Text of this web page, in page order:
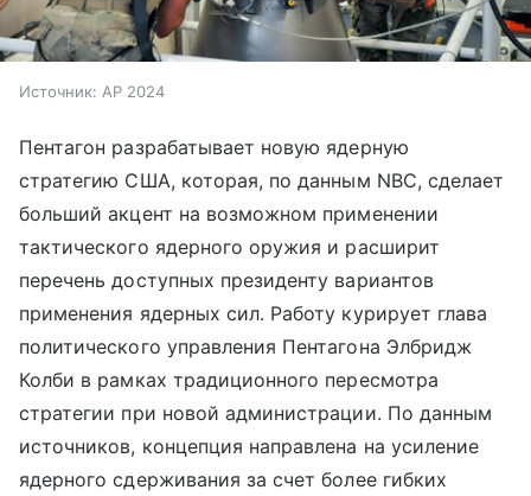
Источник: AP 2024
Пентагон разрабатывает новую ядерную
стратегию США, которая, по данным NBC, сделает
больший акцент на возможном применении
тактического ядерного оружия и расширит
перечень доступных президенту вариантов
применения ядерных сил. Работу курирует глава
политического управления Пентагона Элбридж
Колби в рамках традиционного пересмотра
стратегии при новой администрации. По данным
источников, концепция направлена на усиление
ядерного сдерживания за счет более гибких